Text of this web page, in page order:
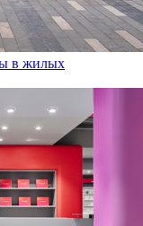
в жилых